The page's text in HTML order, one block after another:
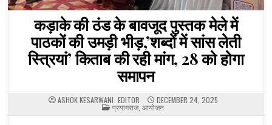
कड़ाके की ठंड के बावजूद पुस्तक मेले में
पाठकों की उमड़ी भीड़,’शब्दों में सांस लेती
स्त्रियां’ किताब की रही मांग, 28 को होगा
समापन
ASHOK KESARWANI- EDITOR DECEMBER 24, 2025
POSTED
IN
प्रयागराज, आयोजन